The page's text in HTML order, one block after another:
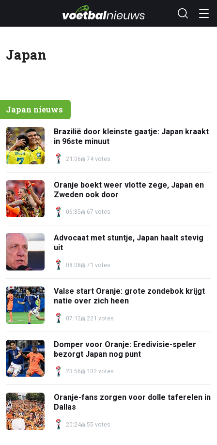
Japan
Japan nieuws
Brazilië door kleinste gaatje: Japan kraakt
in 96ste minuut
21:06 74 votes
Oranje boekt weer vlotte zege, Japan en
Zweden ook door
06:35 67 votes
Advocaat met stuntje, Japan haalt stevig
uit
08:08 71 votes
Valse start Oranje: grote zondebok krijgt
natie over zich heen
07:12 221 votes
Domper voor Oranje: Eredivisie-speler
bezorgt Japan nog punt
23:56 102 votes
Oranje-fans zorgen voor dolle taferelen in
Dallas
20:24 55 votes